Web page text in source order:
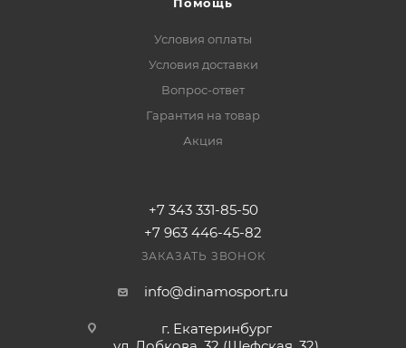
Помощь
Условия оплаты
Условия доставки
Вопрос-ответ
Гарантия на товар
Акция
+7 343 331-85-50
+7 963 446-45-82
ЗАКАЗАТЬ ЗВОНОК
info@dinamosport.ru
г. Екатеринбург